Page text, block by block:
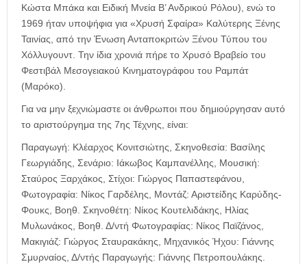
Κώστα Μπάκα και Ειδική Μνεία Β’ Ανδρικού Ρόλου), ενώ το
1969 ήταν υποψήφια για «Χρυσή Σφαίρα» Καλύτερης Ξένης
Ταινίας, από την Ένωση Ανταποκριτών Ξένου Τύπου του
Χόλλυγουντ. Την ίδια χρονιά πήρε το Χρυσό Βραβείο του
Φεστιβάλ Μεσογειακού Κινηματογράφου του Ραμπάτ
(Μαρόκο).
Για να μην ξεχνιώμαστε οι άνθρωποι που δημιούργησαν αυτό
το αριστούργημα της 7ης Τέχνης, είναι:
Παραγωγή: Κλέαρχος Κονιτσιώτης, Σκηνοθεσία: Βασίλης
Γεωργιάδης, Σενάριο: Ιάκωβος Καμπανέλλης, Μουσική:
Σταύρος Ξαρχάκος, Στίχοι: Γιώργος Παπαστεφάνου,
Φωτογραφία: Νίκος Γαρδέλης, Μοντάζ: Αριστείδης Καρύδης-
Φουκς, Βοηθ. Σκηνοθέτη: Νίκος Κουτελιδάκης, Ηλίας
Μυλωνάκος, Βοηθ. Δ/ντή Φωτογραφίας: Νίκος Παϊζάνος,
Μακιγιάζ: Γιώργος Σταυρακάκης, Μηχανικός Ήχου: Γιάννης
Σμυρναίος, Δ/ντής Παραγωγής: Γιάννης Πετροπουλάκης.